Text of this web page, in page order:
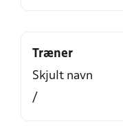
Træner
Skjult navn
/